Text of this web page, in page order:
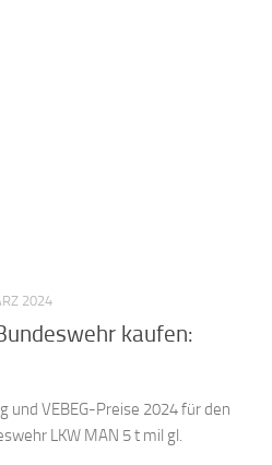
2024
kaufen:
und VEBEG-Preise 2024 für den
LKW MAN 5 t mil gl.